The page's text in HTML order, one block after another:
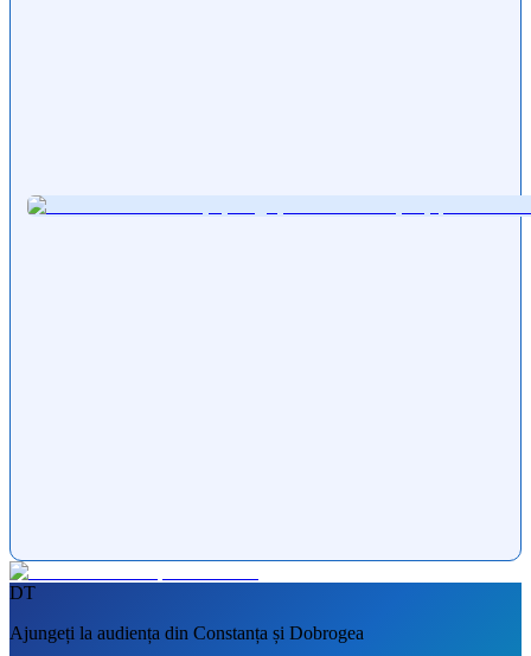
DT
Ajungeți la audiența din Constanța și Dobrogea